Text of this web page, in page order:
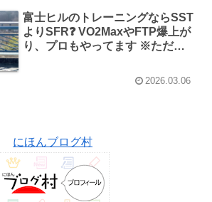
富士ヒルのトレーニングならSST
よりSFR❓ VO2MaxやFTP爆上が
り、プロもやってます ※ただし
2026.03.06
にほんブログ村